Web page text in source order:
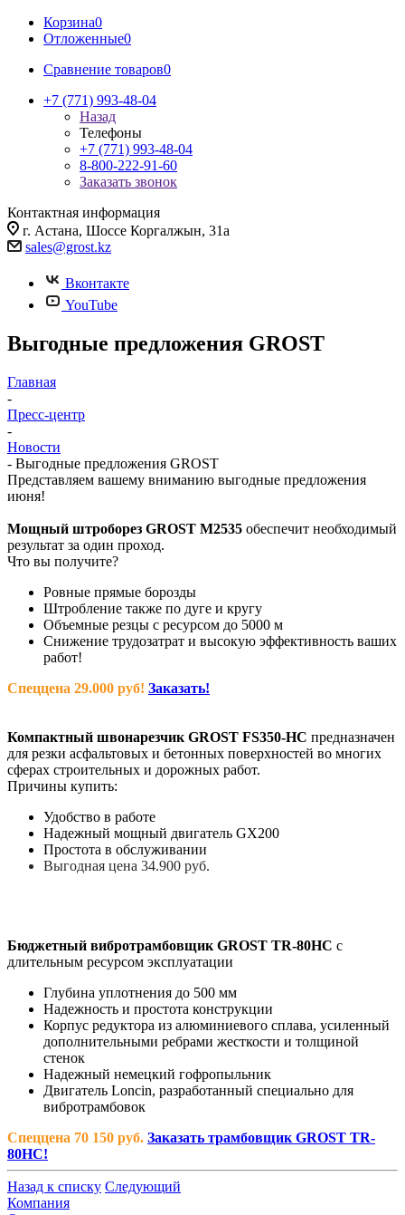
Корзина0
Отложенные0
Сравнение товаров0
+7 (771) 993-48-04
Назад
Телефоны
+7 (771) 993-48-04
8-800-222-91-60
Заказать звонок
Контактная информация
г. Астана, Шоссе Коргалжын, 31а
sales@grost.kz
Вконтакте
YouTube
Выгодные предложения GROST
Главная
-
Пресс-центр
-
Новости
- Выгодные предложения GROST
Представляем вашему вниманию выгодные предложения
июня!
Мощный штроборез GROST M2535 обеспечит необходимый
результат за один проход.
Что вы получите?
Ровные прямые борозды
Штробление также по дуге и кругу
Объемные резцы с ресурсом до 5000 м
Снижение трудозатрат и высокую эффективность ваших
работ!
Спеццена 29.000 руб! Заказать!
Компактный швонарезчик GROST FS350-HC предназначен
для резки асфальтовых и бетонных поверхностей во многих
сферах строительных и дорожных работ.
Причины купить:
Удобство в работе
Надежный мощный двигатель GX200
Простота в обслуживании
Выгодная цена 34.900 руб.
Бюджетный вибротрамбовщик GROST TR-80HC с
длительным ресурсом эксплуатации
Глубина уплотнения до 500 мм
Надежность и простота конструкции
Корпус редуктора из алюминиевого сплава, усиленный
дополнительными ребрами жесткости и толщиной
стенок
Надежный немецкий гофропыльник
Двигатель Loncin, разработанный специально для
вибротрамбовок
Спеццена 70 150 руб. Заказать трамбовщик GROST TR-
80HC!
Назад к списку Следующий
Компания